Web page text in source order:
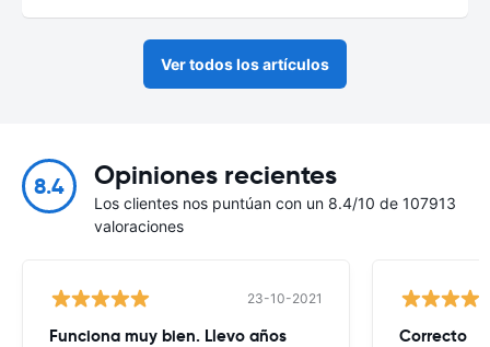
Ver todos los artículos
8.4 Opiniones recientes
Los clientes nos puntúan con un 8.4/10 de 107913
valoraciones
23-10-2021
Funciona muy bien. Llevo años Correcto